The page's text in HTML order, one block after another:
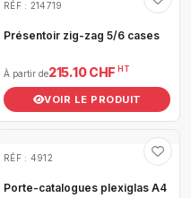
RÉF : 214719
Présentoir zig-zag 5/6 cases
À partir de215.10 CHF HT
VOIR LE PRODUIT
RÉF : 4912
Porte-catalogues plexiglas A4